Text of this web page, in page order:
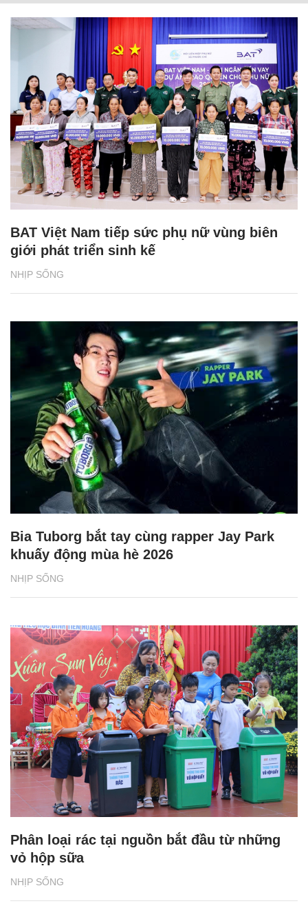
NHỊP SỐNG
BAT Việt Nam tiếp sức phụ nữ vùng biên
giới phát triển sinh kế
NHỊP SỐNG
Bia Tuborg bắt tay cùng rapper Jay Park
khuấy động mùa hè 2026
NHỊP SỐNG
Phân loại rác tại nguồn bắt đầu từ những
vỏ hộp sữa